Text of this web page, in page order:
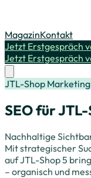
MagazinKontakt
Jetzt Erstgespräch
Jetzt Erstgespräch
JTL-Shop Marketing
SEO für
Nachhaltige
Mit strategischer
auf JTL-Shop 5
– organisch und